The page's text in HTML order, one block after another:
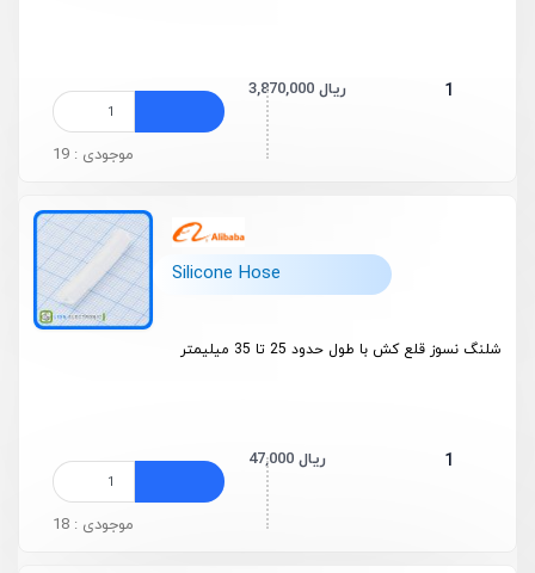
1 3,870,000 ریال
موجودی : 19
Silicone Hose
شلنگ نسوز قلع کش با طول حدود 25 تا 35 میلیمتر
1 47,000 ریال
موجودی : 18